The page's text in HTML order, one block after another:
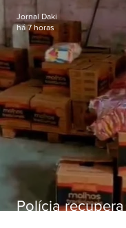
Polícia
Jornal Daki
há 7 horas